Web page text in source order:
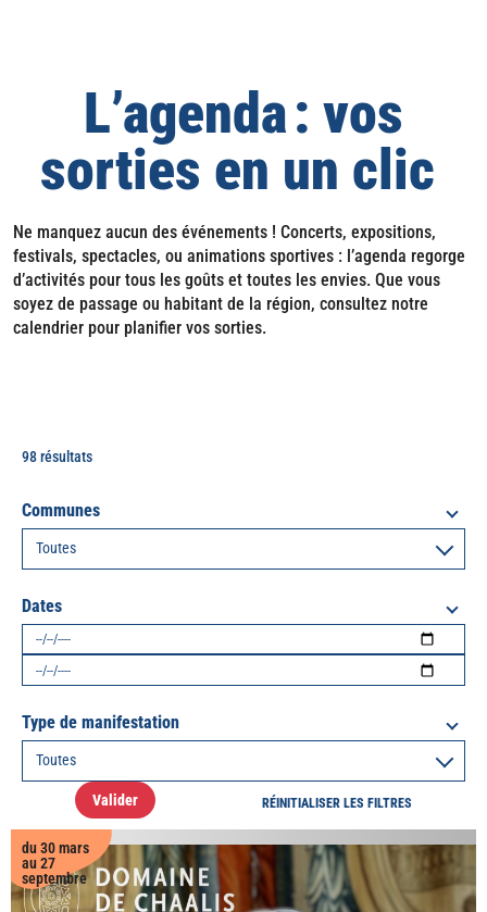
L’agenda : vos
sorties en un clic
Ne manquez aucun des événements ! Concerts, expositions,
festivals, spectacles, ou animations sportives : l’agenda regorge
d’activités pour tous les goûts et toutes les envies. Que vous
soyez de passage ou habitant de la région, consultez notre
calendrier pour planifier vos sorties.
Communes
Dates
Type de manifestation
Valider RÉINITIALISER LES FILTRES
98 résultats
du 30 mars
au 27
septembre